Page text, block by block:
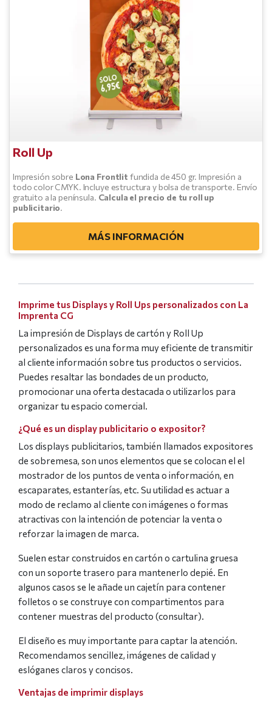
Roll Up
Impresión sobre Lona Frontlit fundida de 450 gr. Impresión a
todo color CMYK. Incluye estructura y bolsa de transporte. Envío
gratuito a la península. Calcula el precio de tu roll up
publicitario.
MÁS INFORMACIÓN
Imprime tus Displays y Roll Ups personalizados con La
Imprenta CG
La impresión de Displays de cartón y Roll Up
personalizados es una forma muy eficiente de transmitir
al cliente información sobre tus productos o servicios.
Puedes resaltar las bondades de un producto,
promocionar una oferta destacada o utilizarlos para
organizar tu espacio comercial.
¿Qué es un display publicitario o expositor?
Los displays publicitarios, también llamados expositores
de sobremesa, son unos elementos que se colocan el el
mostrador de los puntos de venta o información, en
escaparates, estanterías, etc. Su utilidad es actuar a
modo de reclamo al cliente con imágenes o formas
atractivas con la intención de potenciar la venta o
reforzar la imagen de marca.
Suelen estar construidos en cartón o cartulina gruesa
con un soporte trasero para mantenerlo depié. En
algunos casos se le añade un cajetín para contener
folletos o se construye con compartimentos para
contener muestras del producto (consultar).
El diseño es muy importante para captar la atención.
Recomendamos sencillez, imágenes de calidad y
eslóganes claros y concisos.
Ventajas de imprimir displays